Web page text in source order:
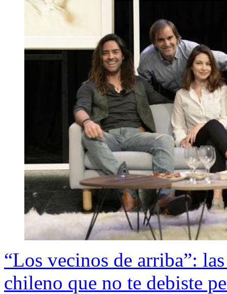
“Los vecinos de arriba”:
chileno que no te debiste